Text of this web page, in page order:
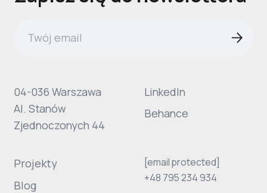
04-036 Warszawa
Al. Stanów
Zjednoczonych 44
LinkedIn
Behance
Projekty
Blog
[email protected]
+48 795 234 934